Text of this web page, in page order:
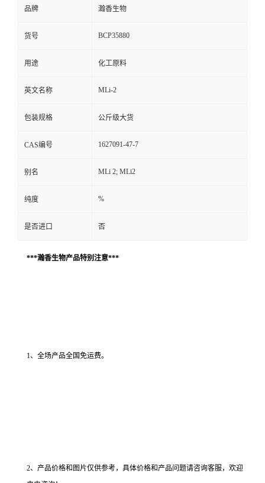
品牌 瀚香生物
货号 BCP35880
用途 化工原料
英文名称 MLi-2
包装规格 公斤级大货
CAS编号 1627091-47-7
别名 MLi 2; MLi2
纯度 %
是否进口 否
***瀚香生物产品特别注意***
1、全场产品全国免运费。
2、产品价格和图片仅供参考，具体价格和产品问题请咨询客服，欢迎